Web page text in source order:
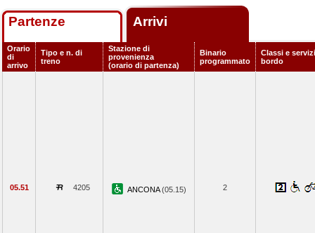
Partenze Arrivi
Orario
di
arrivo
Tipo e n. di
treno
Stazione di
provenienza
(orario di partenza)
Binario
programmato
Classi e
bordo
05.51 4205 ANCONA(05.15) 2